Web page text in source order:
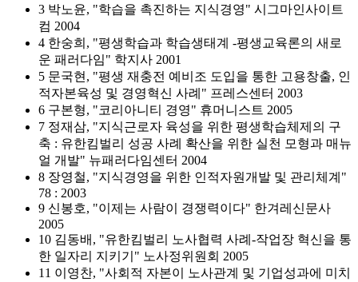
3 박노윤, "학습을 촉진하는 지식경영" 시그마인사이트
컴 2004
4 한숭희, "평생학습과 학습생태계 -평생교육론의 새로
운 패러다임" 학지사 2001
5 문국현, "평생 재충전 예비조 도입을 통한 고용창출, 인
적자본육성 및 경영혁신 사례" 프레스센터 2003
6 구본형, "코리아니티 경영" 휴머니스트 2005
7 정재삼, "지식근로자 육성을 위한 평생학습체제의 구
축 : 유한킴벌리 성공 사례 확산을 위한 실천 모형과 매뉴
얼 개발" 뉴패러다임센터 2004
8 장영철, "지식경영을 위한 인적자원개발 및 관리체계"
78 : 2003
9 신봉호, "이제는 사람이 경쟁력이다" 한겨레신문사
2005
10 김동배, "유한킴벌리 노사협력 사례-작업장 혁신을 통
한 일자리 지키기" 노사정위원회 2005
11 이영찬, "사회적 자본이 노사관계 및 기업성과에 미치